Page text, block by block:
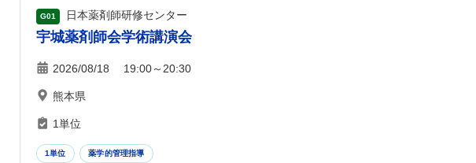
G01 日本薬剤師研修センター
宇城薬剤師会学術講演会
2026/08/18 19:00～20:30
熊本県
1単位
1単位 薬学的管理指導